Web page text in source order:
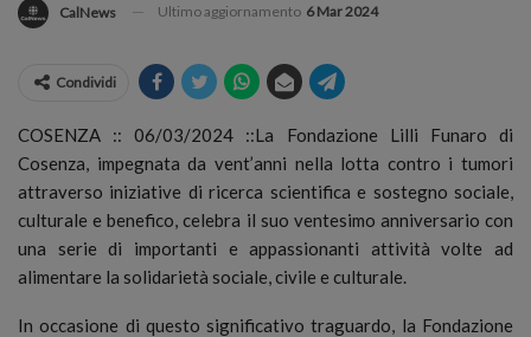
CalNews Ultimo aggiornamento 6 Mar 2024
Condividi
COSENZA :: 06/03/2024 ::La Fondazione Lilli Funaro di
Cosenza, impegnata da vent’anni nella lotta contro i tumori
attraverso iniziative di ricerca scientifica e sostegno sociale,
culturale e benefico, celebra il suo ventesimo anniversario con
una serie di importanti e appassionanti attività volte ad
alimentare la solidarietà sociale, civile e culturale.
In occasione di questo significativo traguardo, la Fondazione